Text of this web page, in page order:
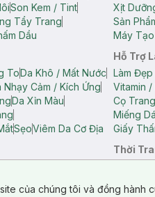
Son Kem / Tint
Tẩy Trang
Dầu
Xịt
Sản
Máy
ToDa Khô / Mất Nước
Nhạy Cảm / Kích Ứng
Da Xỉn Màu
SẹoViêm Da Cơ Địa
Hỗ Trợ
Làm Đẹp
Vitamin
Cọ
Miếng
Giấy
Thời
của chúng tôi và đồng hành